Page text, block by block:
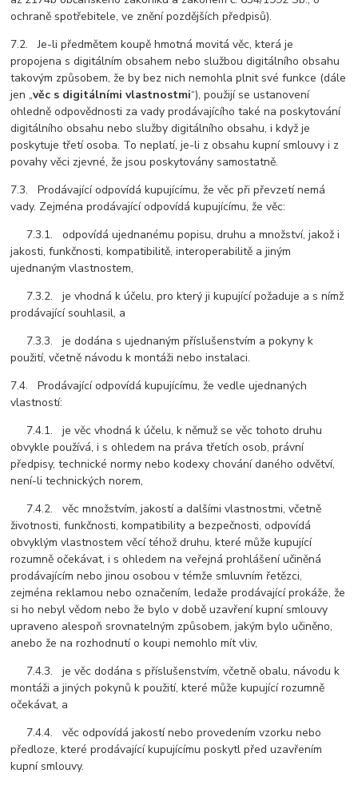
ochraně spotřebitele, ve znění pozdějších předpisů).
7.2. Je-li předmětem koupě hmotná movitá věc, která je
propojena s digitálním obsahem nebo službou digitálního obsahu
takovým způsobem, že by bez nich nemohla plnit své funkce (dále
jen „věc s digitálními vlastnostmi“), použijí se ustanovení
ohledně odpovědnosti za vady prodávajícího také na poskytování
digitálního obsahu nebo služby digitálního obsahu, i když je
poskytuje třetí osoba. To neplatí, je-li z obsahu kupní smlouvy i z
povahy věci zjevné, že jsou poskytovány samostatně.
7.3. Prodávající odpovídá kupujícímu, že věc při převzetí nemá
vady. Zejména prodávající odpovídá kupujícímu, že věc:
7.3.1. odpovídá ujednanému popisu, druhu a množství, jakož i
jakosti, funkčnosti, kompatibilitě, interoperabilitě a jiným
ujednaným vlastnostem,
7.3.2. je vhodná k účelu, pro který ji kupující požaduje a s nímž
prodávající souhlasil, a
7.3.3. je dodána s ujednaným příslušenstvím a pokyny k
použití, včetně návodu k montáži nebo instalaci.
7.4. Prodávající odpovídá kupujícímu, že vedle ujednaných
vlastností:
7.4.1. je věc vhodná k účelu, k němuž se věc tohoto druhu
obvykle používá, i s ohledem na práva třetích osob, právní
předpisy, technické normy nebo kodexy chování daného odvětví,
není-li technických norem,
7.4.2. věc množstvím, jakostí a dalšími vlastnostmi, včetně
životnosti, funkčnosti, kompatibility a bezpečnosti, odpovídá
obvyklým vlastnostem věcí téhož druhu, které může kupující
rozumně očekávat, i s ohledem na veřejná prohlášení učiněná
prodávajícím nebo jinou osobou v témže smluvním řetězci,
zejména reklamou nebo označením, ledaže prodávající prokáže, že
si ho nebyl vědom nebo že bylo v době uzavření kupní smlouvy
upraveno alespoň srovnatelným způsobem, jakým bylo učiněno,
anebo že na rozhodnutí o koupi nemohlo mít vliv,
7.4.3. je věc dodána s příslušenstvím, včetně obalu, návodu k
montáži a jiných pokynů k použití, které může kupující rozumně
očekávat, a
7.4.4. věc odpovídá jakostí nebo provedením vzorku nebo
předloze, které prodávající kupujícímu poskytl před uzavřením
kupní smlouvy.